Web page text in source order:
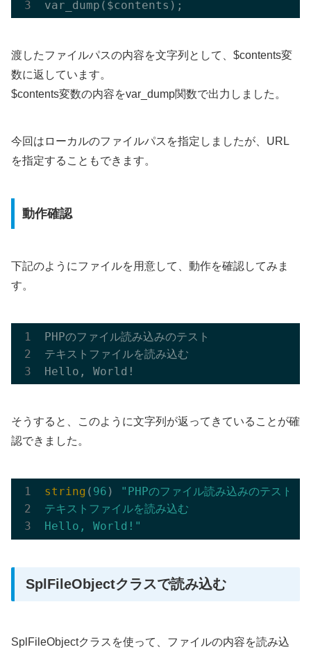
渡したファイルパスの内容を文字列として、$contents変
数に返しています。
$contents変数の内容をvar_dump関数で出力しました。
今回はローカルのファイルパスを指定しましたが、URL
を指定することもできます。
動作確認
下記のようにファイルを用意して、動作を確認してみま
す。
PHPのファイル読み込みのテスト
テキストファイルを読み込む
そうすると、このように文字列が返ってきていることが確
認できました。
string ( 96 )
"PHPのファイル読み込みのテスト
テキストファイルを読み込む
Hello, World!"
SplFileObjectクラスで読み込む
SplFileObjectクラスを使って、ファイルの内容を読み込